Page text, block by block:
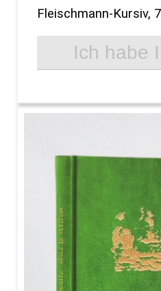
Fleischmann-Kursiv,